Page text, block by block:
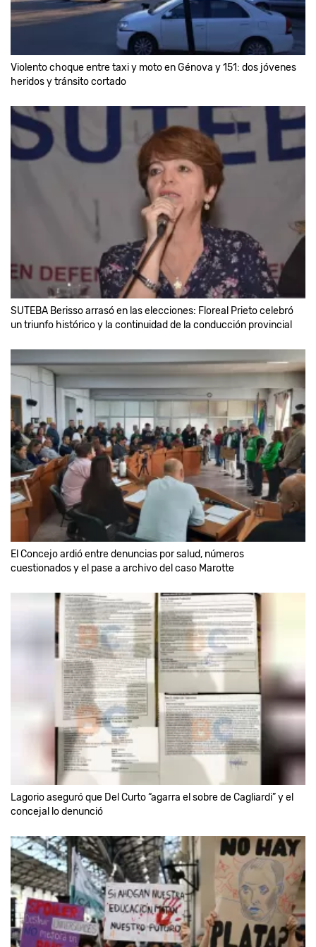
Violento choque entre taxi y moto en Génova y 151: dos jóvenes
heridos y tránsito cortado
SUTEBA Berisso arrasó en las elecciones: Floreal Prieto celebró
un triunfo histórico y la continuidad de la conducción provincial
El Concejo ardió entre denuncias por salud, números
cuestionados y el pase a archivo del caso Marotte
Lagorio aseguró que Del Curto “agarra el sobre de Cagliardi” y el
concejal lo denunció